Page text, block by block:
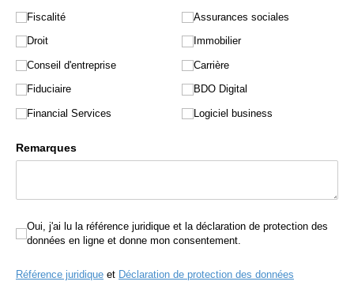
Fiscalité
Droit
Conseil d'entreprise
Fiduciaire
Financial Services
Assurances sociales
Immobilier
Carrière
BDO Digital
Logiciel business
Remarques
Oui, j'ai lu la référence juridique et la déclaration de
Oui, j'ai lu la référence juridique et la déclaration de protection des
données en ligne et donne mon consentement.
Référence juridiqueet Déclaration de protection des données